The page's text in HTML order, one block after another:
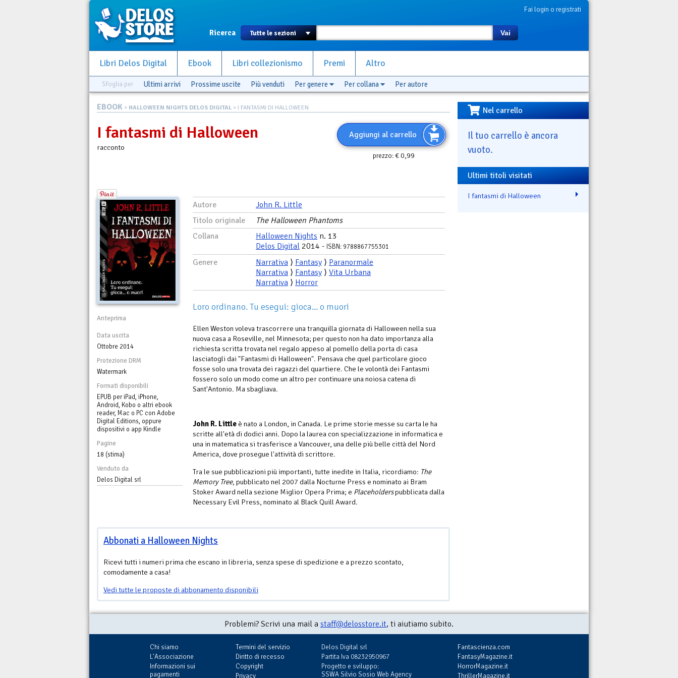
Fai login o registrati
Ricerca Vai
Libri Delos Digital Ebook Libri collezionismo Premi Altro
Sfoglia per Ultimi arrivi Prossime uscite Più venduti Per genere Per collana Per autore
EBOOK > HALLOWEEN NIGHTS DELOS DIGITAL > I FANTASMI DI HALLOWEEN
Aggiungi al carrello
prezzo:€ 0,99
I fantasmi di Halloween
racconto
Anteprima
Data uscita
Ottobre 2014
Protezione DRM
Watermark
Formati disponibili
EPUB per iPad, iPhone,
Android, Kobo o altri ebook
reader, Mac o PC con Adobe
Digital Editions, oppure
dispositivi o app Kindle
Pagine
18 (stima)
Venduto da
Delos Digital srl
Autore
John R. Little
Titolo originale
The Halloween Phantoms
Collana
Halloween Nights n. 13
Delos Digital 2014 - ISBN: 9788867755301
Genere Narrativa ⟩ Fantasy ⟩ Paranormale
Narrativa ⟩ Fantasy ⟩ Vita Urbana
Narrativa ⟩ Horror
Loro ordinano. Tu esegui: gioca... o muori
Ellen Weston voleva trascorrere una tranquilla giornata di Halloween nella sua
nuova casa a Roseville, nel Minnesota; per questo non ha dato importanza alla
richiesta scritta trovata nel regalo appeso al pomello della porta di casa
lasciatogli dai "Fantasmi di Halloween". Pensava che quel particolare gioco
fosse solo una trovata dei ragazzi del quartiere. Che le volontà dei Fantasmi
fossero solo un modo come un altro per continuare una noiosa catena di
Sant'Antonio. Ma sbagliava.
John R. Littleè nato a London, in Canada. Le prime storie messe su carta le ha
scritte all'età di dodici anni. Dopo la laurea con specializzazione in informatica e
una in matematica si trasferisce a Vancouver, una delle più belle città del Nord
America, dove prosegue l'attività di scrittore.
Tra le sue pubblicazioni più importanti, tutte inedite in Italia, ricordiamo: The
Memory Tree, pubblicato nel 2007 dalla Nocturne Press e nominato ai Bram
Stoker Award nella sezione Miglior Opera Prima; e Placeholderspubblicata dalla
Necessary Evil Press, nominato al Black Quill Award.
Abbonati a Halloween Nights
Ricevi tutti i numeri prima che escano in libreria, senza spese di spedizione e a prezzo scontato,
comodamente a casa!
Vedi tutte le proposte di abbonamento disponibili
Nel carrello
Il tuo carrello è ancora
vuoto.
Ultimi titoli visitati
I fantasmi di Halloween
Problemi? Scrivi una mail a staff@delosstore.it, ti aiutiamo subito.
Chi siamo
L'Associazione
Informazioni sui
pagamenti
Termini del servizio
Diritto di recesso
Copyright
Privacy
Delos Digital srl
Partita Iva 08232950967
Progetto e sviluppo:
SSWA Silvio Sosio Web Agency
Fantascienza.com
FantasyMagazine.it
HorrorMagazine.it
ThrillerMagazine.it